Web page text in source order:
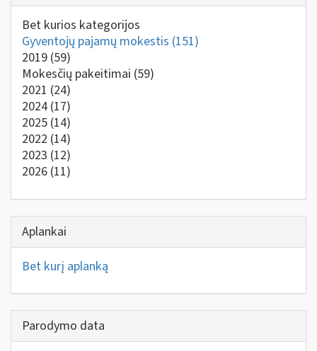
Bet kurios kategorijos
Gyventojų pajamų mokestis (151)
2019 (59)
Mokesčių pakeitimai (59)
2021 (24)
2024 (17)
2025 (14)
2022 (14)
2023 (12)
2026 (11)
Aplankai
Bet kurį aplanką
Parodymo data